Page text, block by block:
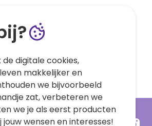
digitale cookies,
makkelijker en
we bijvoorbeeld
zat, verbeteren we
we je als eerst producten
wensen en interesses!